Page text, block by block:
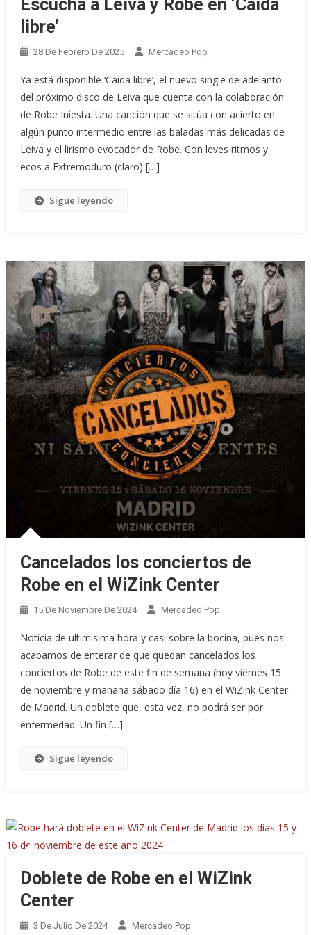
Escucha a Leiva y Robe en ‘Caída
libre’
28 De Febrero De 2025 Mercadeo Pop
Ya está disponible ‘Caída libre’, el nuevo single de adelanto
del próximo disco de Leiva que cuenta con la colaboración
de Robe Iniesta. Una canción que se sitúa con acierto en
algún punto intermedio entre las baladas más delicadas de
Leiva y el lirismo evocador de Robe. Con leves ritmos y
ecos a Extremoduro (claro) […]
Sigue leyendo
Cancelados los conciertos de
Robe en el WiZink Center
15 De Noviembre De 2024 Mercadeo Pop
Noticia de ultimísima hora y casi sobre la bocina, pues nos
acabamos de enterar de que quedan cancelados los
conciertos de Robe de este fin de semana (hoy viernes 15
de noviembre y mañana sábado día 16) en el WiZink Center
de Madrid. Un doblete que, esta vez, no podrá ser por
enfermedad. Un fin […]
Sigue leyendo
Doblete de Robe en el WiZink
Center
3 De Julio De 2024 Mercadeo Pop